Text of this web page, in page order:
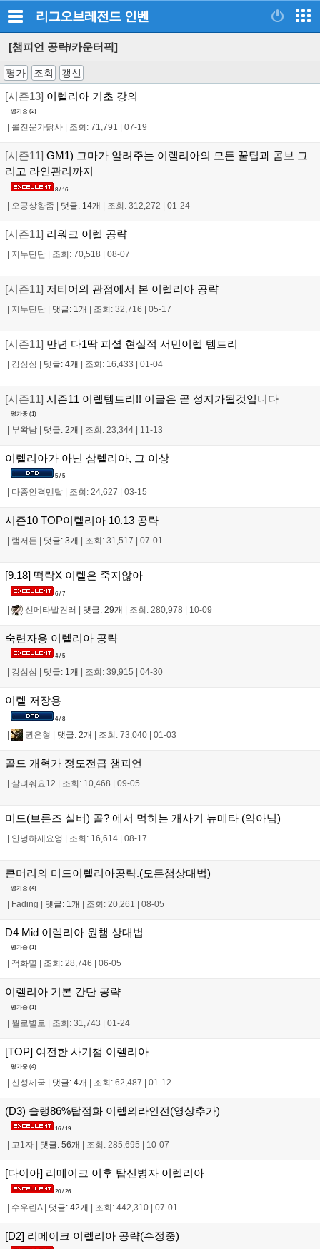
리그오브레전드 인벤
[챔피언 공략/카운터픽]
평가 조회 갱신
[시즌13] 이렐리아 기초 강의
평가중 (2)
롤전문가닭사 조회: 71,791 07-19
[시즌11] GM1) 그마가 알려주는 이렐리아의 모든 꿀팁과 콤보 그
리고 라인관리까지
8 / 16
| 오공상향좀 | 댓글: 14개 | 조회: 312,272 | 01-24
[시즌11] 리워크 이렐 공략
| 지누단단 | 조회: 70,518 | 08-07
[시즌11] 저티어의 관점에서 본 이렐리아 공략
| 지누단단 | 댓글: 1개 | 조회: 32,716 | 05-17
[시즌11] 만년 다1딱 피셜 현실적 서민이렐 템트리
| 강심심 | 댓글: 4개 | 조회: 16,433 | 01-04
[시즌11] 시즌11 이렐템트리!! 이글은 곧 성지가될것입니다
평가중 (1)
부왁남 댓글: 2개 조회: 23,344 11-13
이렐리아가 아닌 삼렐리아, 그 이상
5 / 5
다중인격멘탈 조회: 24,627 03-15
시즌10 TOP이렐리아 10.13 공략
램저든 댓글: 3개 조회: 31,517 07-01
[9.18] 떡락X 이렐은 죽지않아
6 / 7
| 신메타발견러 | 댓글: 29개 | 조회: 280,978 | 10-09
숙련자용 이렐리아 공략
4 / 5
강심심 댓글: 1개 조회: 39,915 04-30
이렐 저장용
4 / 8
| 권은형 | 댓글: 2개 | 조회: 73,040 | 01-03
골드 개혁가 정도전급 챔피언
| 살려줘요12 | 조회: 10,468 | 09-05
미드(브론즈 실버) 골? 에서 먹히는 개사기 뉴메타 (약아님)
| 안녕하세요엉 | 조회: 16,614 | 08-17
큰머리의 미드이렐리아공략.(모든챔상대법)
평가중 (4)
| Fading | 댓글: 1개 | 조회: 20,261 | 08-05
D4 Mid 이렐리아 원챔 상대법
평가중 (1)
적화멸 조회: 28,746 06-05
이렐리아 기본 간단 공략
평가중 (1)
| 뭘로별로 | 조회: 31,743 | 01-24
[TOP] 여전한 사기챔 이렐리아
평가중 (4)
신성제국 댓글: 4개 조회: 62,487 01-12
(D3) 솔랭86%탑점화 이렐의라인전(영상추가)
16 / 19
고1자 댓글: 56개 조회: 285,695 10-07
[다이아] 리메이크 이후 탑신병자 이렐리아
20 / 26
| 수우린A| 댓글: 42개 | 조회: 442,310 | 07-01
[D2] 리메이크 이렐리아 공략(수정중)